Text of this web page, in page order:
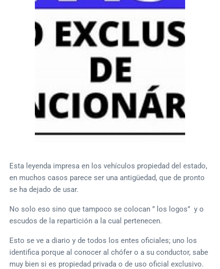
Esta leyenda impresa en los vehículos propiedad del estado,
en muchos casos parece ser una antigüedad, que de pronto
se ha dejado de usar.
No solo eso sino que tampoco se colocan ” los logos” y o
escudos de la repartición a la cual pertenecen.
Esto se ve a diario y de todos los entes oficiales; uno los
identifica porque al conocer al chófer o a su conductor, sabe
muy bien si es propiedad privada o de uso oficial exclusivo.